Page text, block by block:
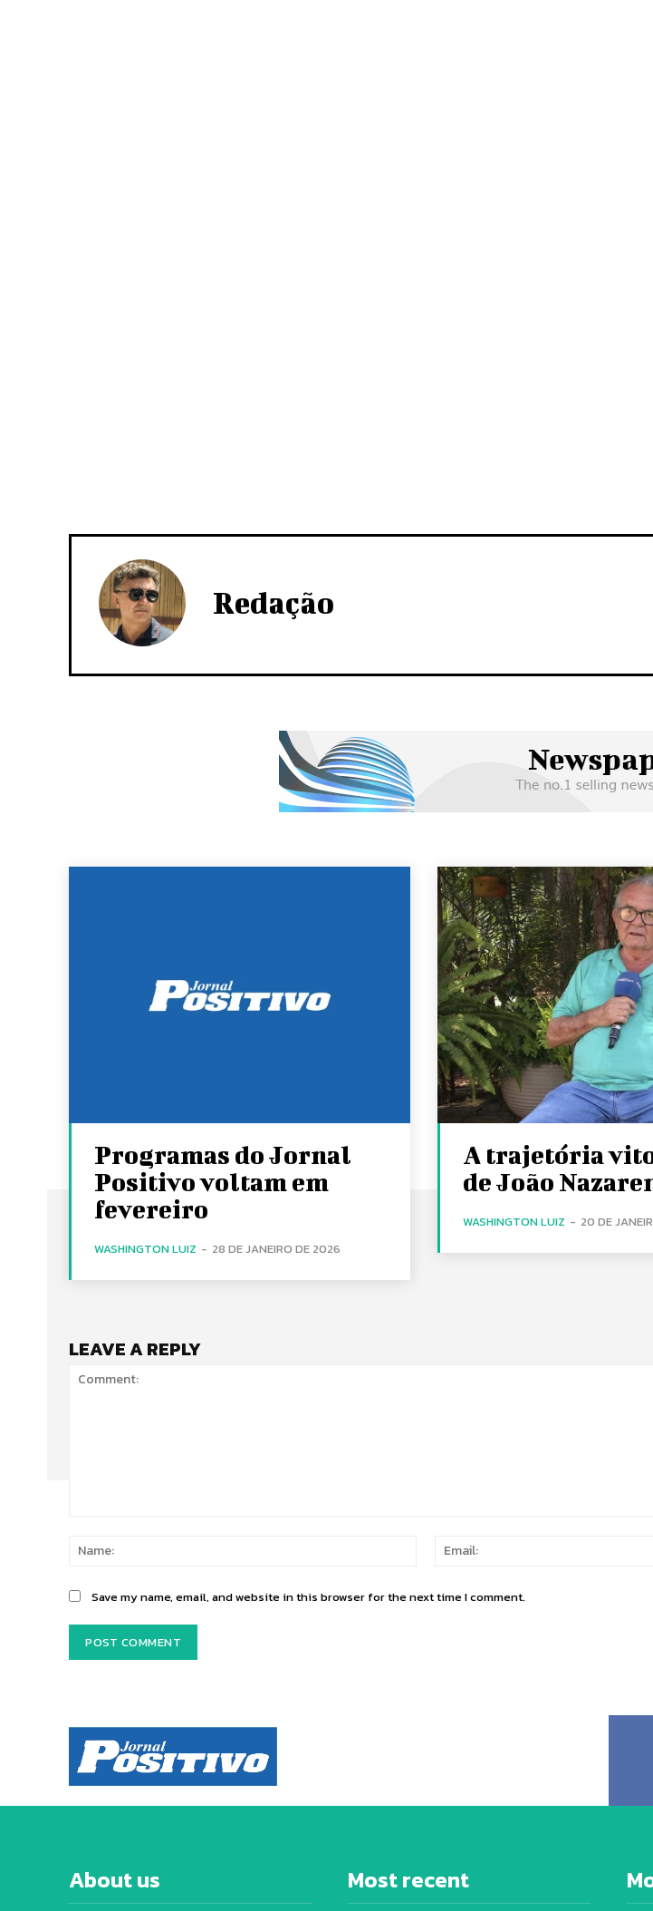
Redação
Programas do Jornal
Positivo voltam em
fevereiro
WASHINGTON LUIZ - 28 DE JANEIRO DE 2026
A trajetória
de João
WASHINGTON LUIZ - 20 DE
LEAVE A REPLY
Name:
Save my name, email, and website in this browser for the next time I comment.
About us Most recent